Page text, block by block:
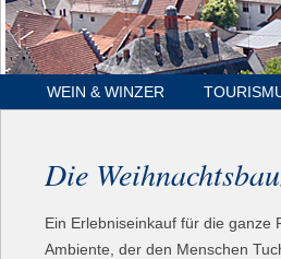
WEIN & WINZER
Die
Ein Erlebniseinkauf für die ganze
Ambiente, der den Menschen